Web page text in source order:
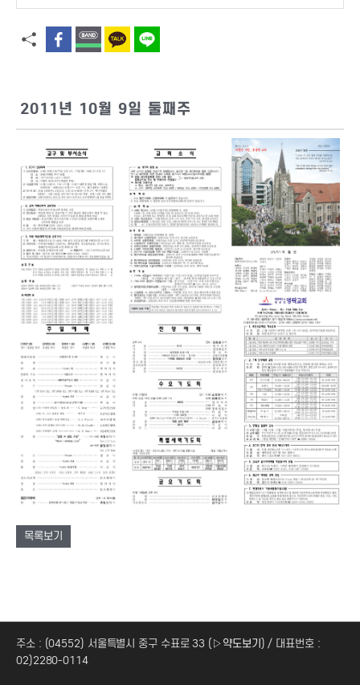
2011년 10월 9일 둘째주
목록보기
주소 : (04552) 서울특별시 중구 수표로 33 (▷약도보기) / 대표번호 :
02)2280-0114